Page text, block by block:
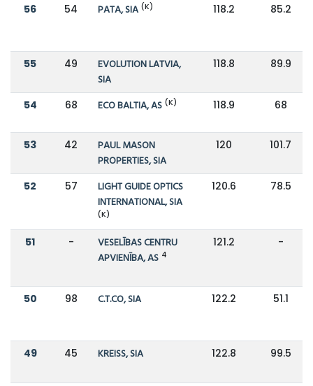
56 54 PATA, SIA (K) 118.2 85.2
55 49
EVOLUTION LATVIA,
SIA
118.8 89.9
54 68 ECO BALTIA, AS (K) 118.9 68
53 42
PAUL MASON
PROPERTIES, SIA
120 101.7
52 57
LIGHT GUIDE OPTICS
INTERNATIONAL, SIA
(K)
120.6 78.5
51 -
VESELĪBAS CENTRU
APVIENĪBA, AS 4
121.2 -
50 98 C.T.CO, SIA 122.2 51.1
49 45 KREISS, SIA 122.8 99.5